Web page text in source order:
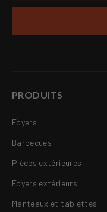
PRODUITS
Foyers
Barbecues
Pièces extérieures
Foyers extérieurs
Manteaux et tablettes